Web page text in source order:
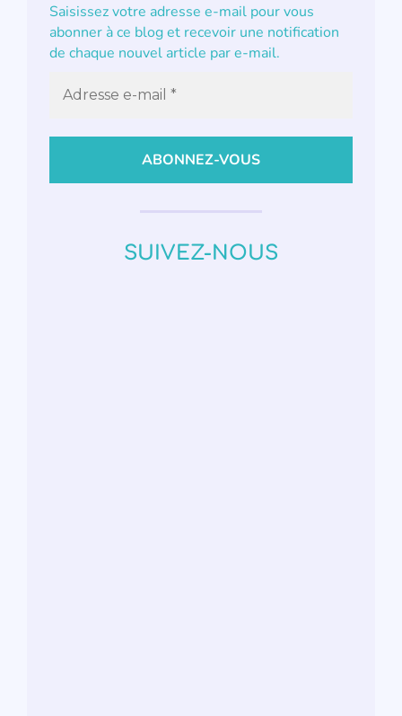
Saisissez votre adresse e-mail pour vous
abonner à ce blog et recevoir une notification
de chaque nouvel article par e-mail.
SUIVEZ-NOUS